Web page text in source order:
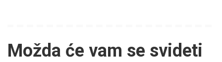
Možda će vam se svideti